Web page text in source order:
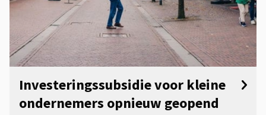
Investeringssubsidie voor kleine
ondernemers opnieuw geopend